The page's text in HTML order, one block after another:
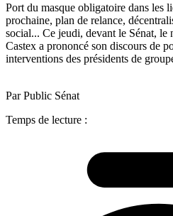
Port du masque obligatoire dans les
prochaine, plan de relance,
social... Ce jeudi, devant le Sénat, le
Castex a prononcé son discours de
interventions des présidents de
Par Public Sénat
Temps de lecture :